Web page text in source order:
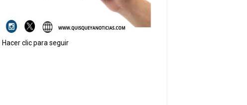
Hacer clic para seguir